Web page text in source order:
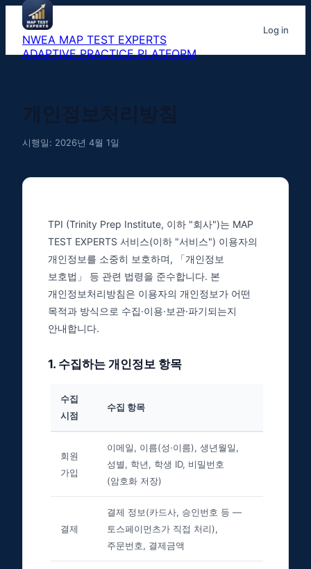
NWEA MAP TEST EXPERTS
ADAPTIVE PRACTICE PLATFORM
Log in
시행일: 2026년 4월 1일
TPI (Trinity Prep Institute, 이하 "회사")는 MAP
TEST EXPERTS 서비스(이하 "서비스") 이용자의
개인정보를 소중히 보호하며, 「개인정보
보호법」 등 관련 법령을 준수합니다. 본
개인정보처리방침은 이용자의 개인정보가 어떤
목적과 방식으로 수집·이용·보관·파기되는지
안내합니다.
1. 수집하는 개인정보 항목
수집
시점
수집 항목
회원
가입
이메일, 이름(성·이름), 생년월일,
성별, 학년, 학생 ID, 비밀번호
(암호화 저장)
결제
결제 정보(카드사, 승인번호 등 —
토스페이먼츠가 직접 처리),
주문번호, 결제금액